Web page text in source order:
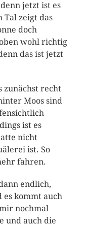
jetzt ist es
zeigt das
doch
wohl richtig
das ist jetzt
zunächst recht
Moos sind
ist es
nicht
ist. So
fahren.
endlich,
kommt auch
nochmal
und auch die